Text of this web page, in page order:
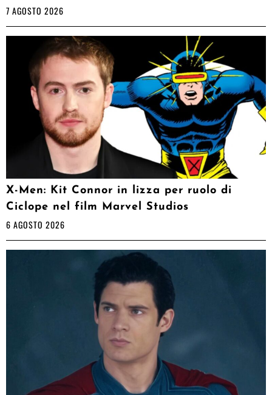
7 AGOSTO 2026
X-Men: Kit Connor in lizza per ruolo di
Ciclope nel film Marvel Studios
6 AGOSTO 2026